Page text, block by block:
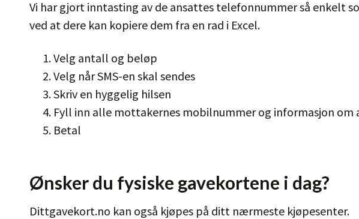
Vi har gjort inntasting av de ansattes telefonnummer så enkelt
ved at dere kan kopiere dem fra en rad i Excel.
Velg antall og beløp
Velg når SMS-en skal sendes
Skriv en hyggelig hilsen
Fyll inn alle mottakernes mobilnummer og informasjon om
Betal
Ønsker du fysiske gavekortene i dag?
Dittgavekort.no kan også kjøpes på ditt nærmeste kjøpesenter.